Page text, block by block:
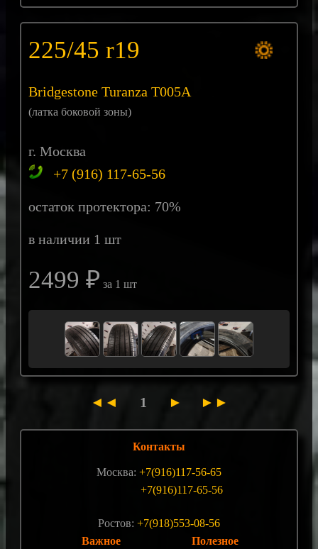
225/45 r19
Bridgestone Turanza T005A
(латка боковой зоны)
г. Москва
+7 (916) 117-65-56
остаток протектора: 70%
в наличии 1 шт
2499 ₽ за 1 шт
◄◄ 1 ► ►►
Контакты
Москва: +7(916)117-56-65
+7(916)117-65-56
Ростов: +7(918)553-08-56
Важное Полезное